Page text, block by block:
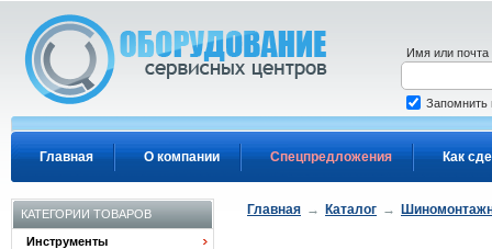
Главная О компании Спецпредложения Как
Имя или почта
Запомнить
КАТЕГОРИИ ТОВАРОВ
Инструменты
Главная → Каталог →